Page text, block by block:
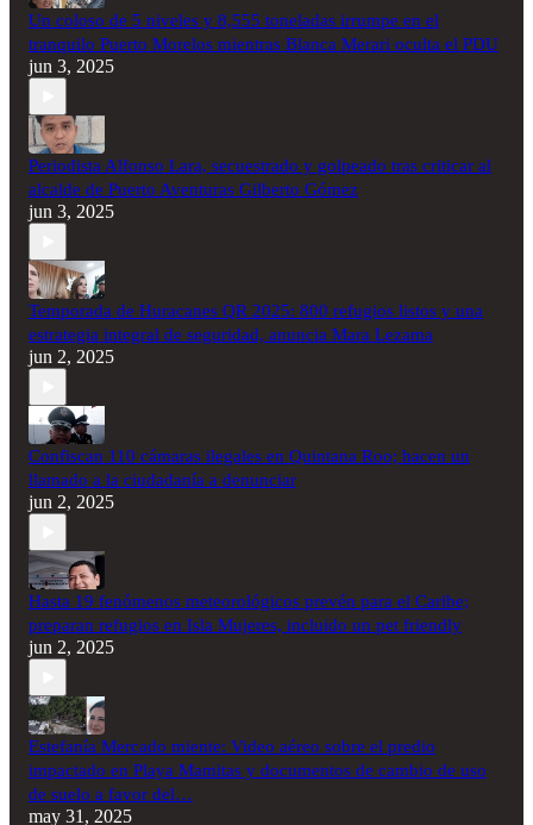
Un coloso de 5 niveles y 8,555 toneladas irrumpe en el
tranquilo Puerto Morelos mientras Blanca Merari oculta el PDU
jun 3, 2025
Periodista Alfonso Lara, secuestrado y golpeado tras criticar al
alcalde de Puerto Aventuras Gilberto Gómez
jun 3, 2025
Temporada de Huracanes QR 2025: 800 refugios listos y una
estrategia integral de seguridad, anuncia Mara Lezama
jun 2, 2025
Confiscan 110 cámaras ilegales en Quintana Roo; hacen un
llamado a la ciudadanía a denunciar
jun 2, 2025
Hasta 19 fenómenos meteorológicos prevén para el Caribe;
preparan refugios en Isla Mujeres, incluido un pet friendly
jun 2, 2025
Estefanía Mercado miente: Video aéreo sobre el predio
impactado en Playa Mamitas y documentos de cambio de uso
de suelo a favor del…
may 31, 2025